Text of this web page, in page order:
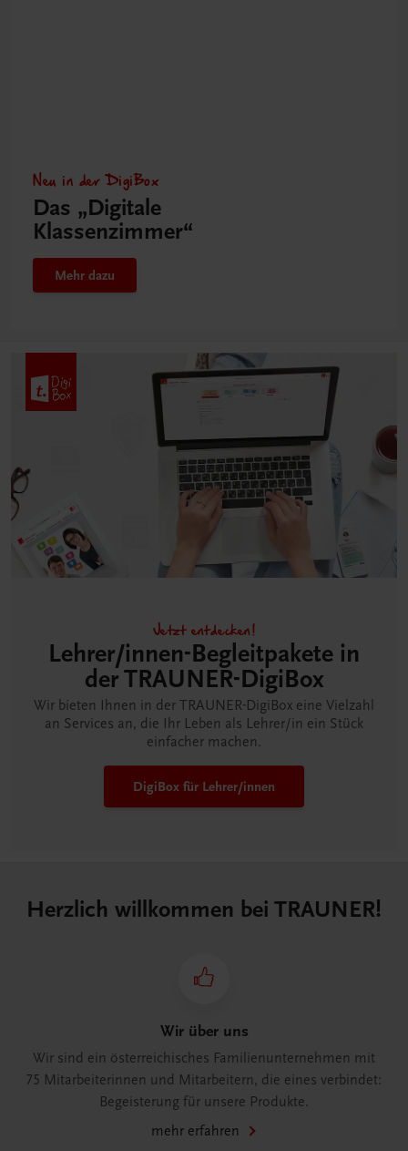
Neu in der DigiBox
Das „Digitale
Klassenzimmer“
Mehr dazu
Jetzt entdecken!
Lehrer/innen-Begleitpakete in
der TRAUNER-DigiBox
Wir bieten Ihnen in der TRAUNER-DigiBox eine Vielzahl
an Services an, die Ihr Leben als Lehrer/in ein Stück
einfacher machen.
DigiBox für Lehrer/innen
Herzlich willkommen bei TRAUNER!
Wir über uns
Wir sind ein österreichisches Familienunternehmen mit
75 Mitarbeiterinnen und Mitarbeitern, die eines verbindet:
Begeisterung für unsere Produkte.
mehr erfahren